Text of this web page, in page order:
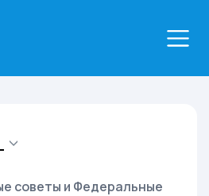
советы и Федеральные